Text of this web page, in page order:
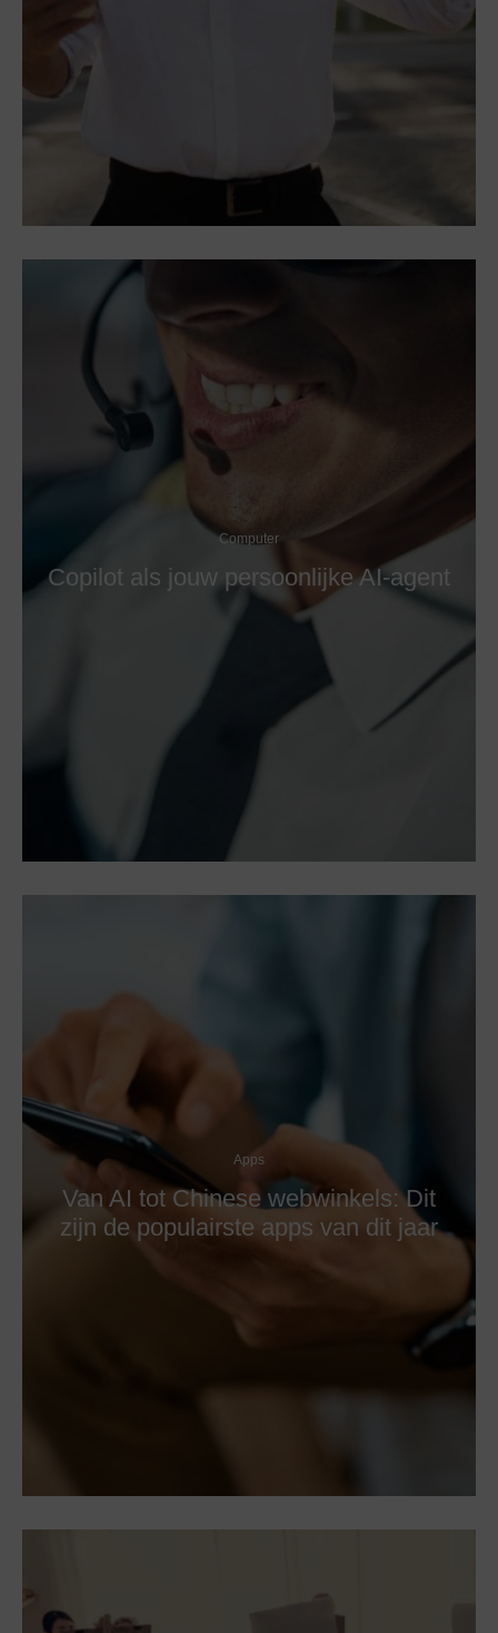
Computer
Copilot als jouw persoonlijke AI-agent
Apps
Van AI tot Chinese webwinkels: Dit
zijn de populairste apps van dit jaar